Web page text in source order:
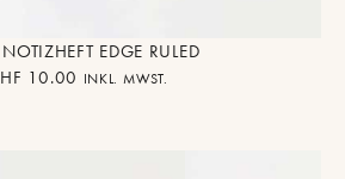
EDGE RULED
10.00 INKL. MWST.